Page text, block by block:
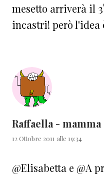
mesetto arriverà il
incastri! però l'idea
Raffaella -
12 Ottobre 2011 alle 19:34
@Elisabetta e @A